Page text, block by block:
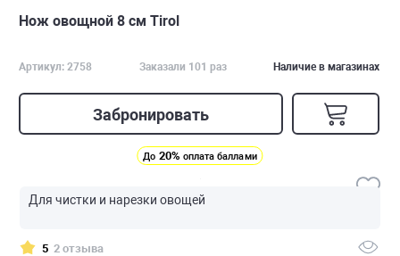
Нож овощной 8 см Tirol
Артикул: 2758 Заказали 101 раз Наличие в магазинах
Забронировать
До 20% оплата баллами
Для чистки и нарезки овощей
5 2 отзыва